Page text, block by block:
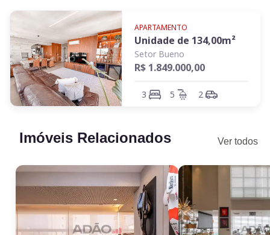
APARTAMENTO
Unidade de 134,00m²
Setor Bueno
R$ 1.849.000,00
3 5 2
Imóveis Relacionados Ver todos